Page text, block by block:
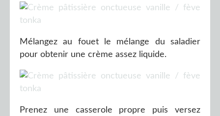
Mélangez au fouet le mélange du saladier
pour obtenir une crème assez liquide.
Prenez une casserole propre puis versez